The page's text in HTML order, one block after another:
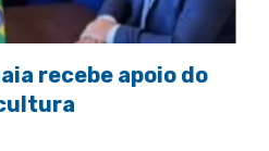
recebe apoio do